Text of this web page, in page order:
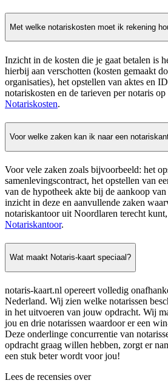
Met welke notariskosten moet ik rekening
Inzicht in de kosten die je gaat betalen is
hierbij aan verschotten (kosten gemaakt
organisaties), het opstellen van aktes en
notariskosten en de tarieven per notaris op
Notariskosten.
Voor welke zaken kan ik naar een
Voor vele zaken zoals bijvoorbeeld: het
samenlevingscontract, het opstellen van
van de hypotheek akte bij de aankoop
inzicht in deze en aanvullende zaken
notariskantoor uit Noordlaren terecht
Notariskantoor.
Wat maakt Notaris-kaart speciaal?
notaris-kaart.nl opereert volledig
Nederland. Wij zien welke notarissen
in het uitvoeren van jouw opdracht. Wij
jou en drie notarissen waardoor er een
Deze onderlinge concurrentie van
opdracht graag willen hebben, zorgt er
een stuk beter wordt voor jou!
Lees de recensies over